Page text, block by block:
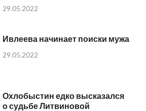
29.05.2022
Ивлеева начинает поиски мужа
29.05.2022
Охлобыстин едко высказался
о судьбе Литвиновой